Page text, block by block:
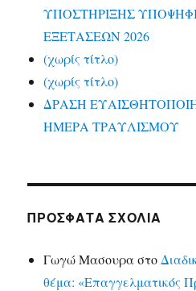
ΥΠΟΣΤΗΡΙΞΗΣ
ΕΞΕΤΑΣΕΩΝ 2026
(χωρίς τίτλο)
(χωρίς τίτλο)
ΔΡΑΣΗ
ΗΜΕΡΑ ΤΡΑΥΛΙΣΜΟΥ
ΠΡΌΣΦΑΤΑ ΣΧΌΛΙΑ
Γωγώ Μασουραστο
θέμα: «Επαγγελματικός